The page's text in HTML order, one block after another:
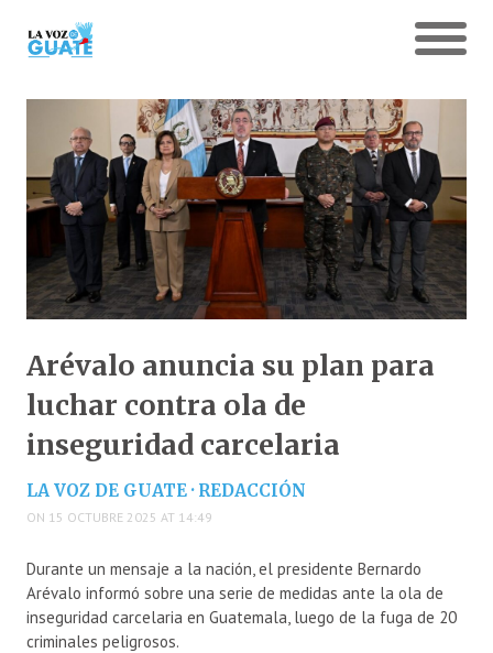
Arévalo anuncia su plan para
luchar contra ola de
inseguridad carcelaria
LA VOZ DE GUATE · REDACCIÓN
ON 15 OCTUBRE 2025 AT 14:49
Durante un mensaje a la nación, el presidente Bernardo
Arévalo informó sobre una serie de medidas ante la ola de
inseguridad carcelaria en Guatemala, luego de la fuga de 20
criminales peligrosos.